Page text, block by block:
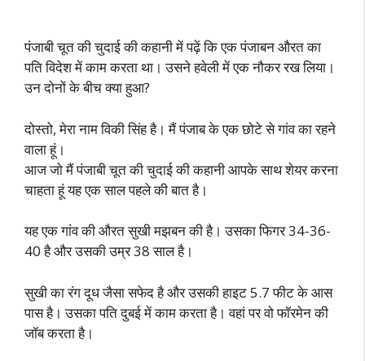
पंजाबी चूत की चुदाई की कहानी में पढ़ें कि एक पंजाबन औरत का
पति विदेश में काम करता था। उसने हवेली में एक नौकर रख लिया।
उन दोनों के बीच क्या हुआ?
दोस्तो, मेरा नाम विकी सिंह है। मैं पंजाब के एक छोटे से गांव का रहने
वाला हूं।
आज जो मैं पंजाबी चूत की चुदाई की कहानी आपके साथ शेयर करना
चाहता हूं यह एक साल पहले की बात है।
यह एक गांव की औरत सुखी मझबन की है। उसका फिगर 34-36-
40 है और उसकी उम्र 38 साल है।
सुखी का रंग दूध जैसा सफेद है और उसकी हाइट 5.7 फीट के आस
पास है। उसका पति दुबई में काम करता है। वहां पर वो फॉरमेन की
जॉब करता है।